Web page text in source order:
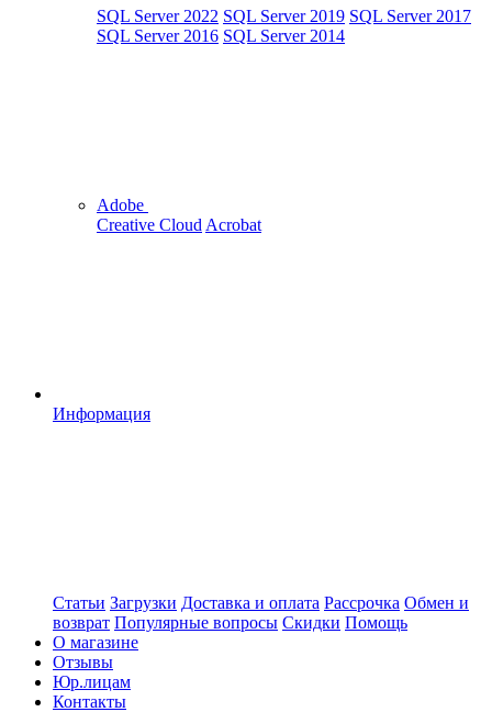
SQL Server 2022 SQL Server 2019 SQL Server 2017
SQL Server 2016 SQL Server 2014
Adobe
Creative Cloud Acrobat
Информация
Статьи Загрузки Доставка и оплата Рассрочка Обмен и
возврат Популярные вопросы Скидки Помощь
О магазине
Отзывы
Юр.лицам
Контакты